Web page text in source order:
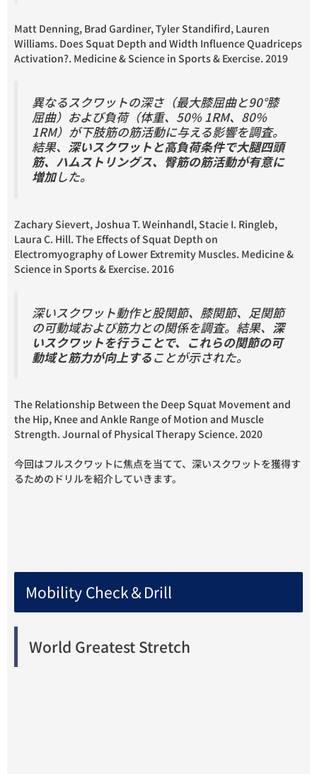
Matt Denning, Brad Gardiner, Tyler Standifird, Lauren
Williams. Does Squat Depth and Width Influence Quadriceps
Activation?. Medicine & Science in Sports & Exercise. 2019
異なるスクワットの深さ（最大膝屈曲と90°膝
屈曲）および負荷（体重、50% 1RM、80%
1RM）が下肢筋の筋活動に与える影響を調査。
結果、 深いスクワットと高負荷条件で大腿四頭
筋、ハムストリングス、臀筋の筋活動が有意に
増加した。
Zachary Sievert, Joshua T. Weinhandl, Stacie I. Ringleb,
Laura C. Hill​. The Effects of Squat Depth on
Electromyography of Lower Extremity Muscles. Medicine &
Science in Sports & Exercise. 2016
深いスクワット動作と股関節、膝関節、足関節
の可動域および筋力との関係を調査。結果、 深
いスクワットを行うことで、これらの関節の可
動域と筋力が向上することが示された。
The Relationship Between the Deep Squat Movement and
the Hip, Knee and Ankle Range of Motion and Muscle
Strength. Journal of Physical Therapy Science. 2020
今回はフルスクワットに焦点を当てて、深いスクワットを獲得す
るためのドリルを紹介していきます。
Mobility Check＆Drill
World Greatest Stretch